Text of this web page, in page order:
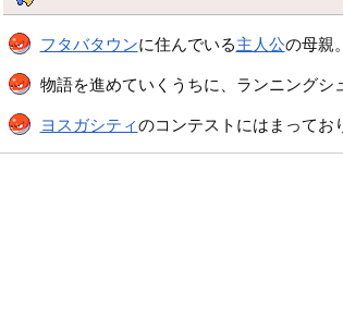
フタバタウンに住んでいる主人公の母親
物語を進めていくうちに、ランニング
ヨスガシティのコンテストにはまってお